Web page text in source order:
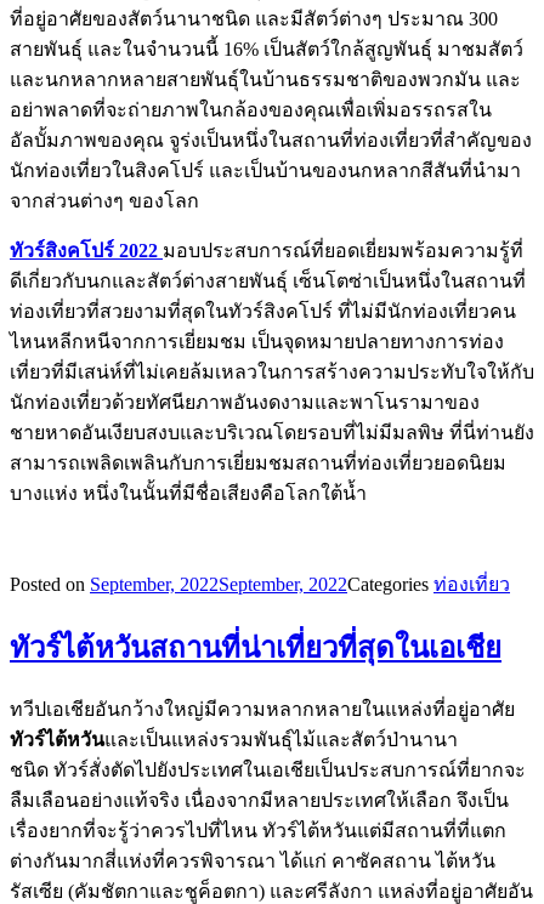
ที่อยู่อาศัยของสัตว์นานาชนิด และมีสัตว์ต่างๆ ประมาณ 300
สายพันธุ์ และในจำนวนนี้ 16% เป็นสัตว์ใกล้สูญพันธุ์ มาชมสัตว์
และนกหลากหลายสายพันธุ์ในบ้านธรรมชาติของพวกมัน และ
อย่าพลาดที่จะถ่ายภาพในกล้องของคุณเพื่อเพิ่มอรรถรสใน
อัลบั้มภาพของคุณ จูร่งเป็นหนึ่งในสถานที่ท่องเที่ยวที่สำคัญของ
นักท่องเที่ยวในสิงคโปร์ และเป็นบ้านของนกหลากสีสันที่นำมา
จากส่วนต่างๆ ของโลก
ทัวร์สิงคโปร์ 2022 มอบประสบการณ์ที่ยอดเยี่ยมพร้อมความรู้ที่
ดีเกี่ยวกับนกและสัตว์ต่างสายพันธุ์ เซ็นโตซ่าเป็นหนึ่งในสถานที่
ท่องเที่ยวที่สวยงามที่สุดในทัวร์สิงคโปร์ ที่ไม่มีนักท่องเที่ยวคน
ไหนหลีกหนีจากการเยี่ยมชม เป็นจุดหมายปลายทางการท่อง
เที่ยวที่มีเสน่ห์ที่ไม่เคยล้มเหลวในการสร้างความประทับใจให้กับ
นักท่องเที่ยวด้วยทัศนียภาพอันงดงามและพาโนรามาของ
ชายหาดอันเงียบสงบและบริเวณโดยรอบที่ไม่มีมลพิษ ที่นี่ท่านยัง
สามารถเพลิดเพลินกับการเยี่ยมชมสถานที่ท่องเที่ยวยอดนิยม
บางแห่ง หนึ่งในนั้นที่มีชื่อเสียงคือโลกใต้น้ำ
Posted on September, 2022September, 2022Categories ท่องเที่ยว
ทัวร์ไต้หวันสถานที่น่าเที่ยวที่สุดในเอเชีย
ทวีปเอเชียอันกว้างใหญ่มีความหลากหลายในแหล่งที่อยู่อาศัย
ทัวร์ไต้หวันและเป็นแหล่งรวมพันธุ์ไม้และสัตว์ป่านานา
ชนิด ทัวร์สั่งตัดไปยังประเทศในเอเชียเป็นประสบการณ์ที่ยากจะ
ลืมเลือนอย่างแท้จริง เนื่องจากมีหลายประเทศให้เลือก จึงเป็น
เรื่องยากที่จะรู้ว่าควรไปที่ไหน ทัวร์ไต้หวันแต่มีสถานที่ที่แตก
ต่างกันมากสี่แห่งที่ควรพิจารณา ได้แก่ คาซัคสถาน ไต้หวัน
รัสเซีย (คัมชัตกาและชูค็อตกา) และศรีลังกา แหล่งที่อยู่อาศัยอัน